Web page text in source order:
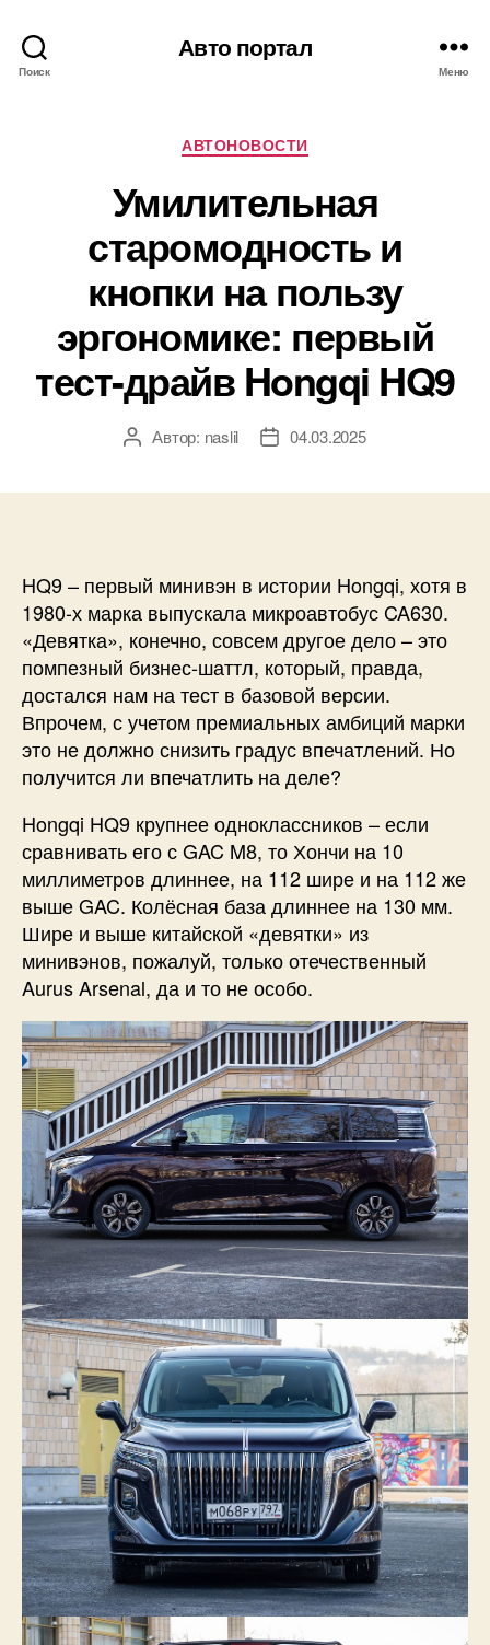
Поиск
Авто портал
Меню
Рубрики
АВТОНОВОСТИ
Умилительная
старомодность и
кнопки на пользу
эргономике: первый
тест-драйв Hongqi HQ9
АвторАвтор: naslil
Дата04.03.2025
HQ9 – первый минивэн в истории Hongqi, хотя в
1980-х марка выпускала микроавтобус CA630.
«Девятка», конечно, совсем другое дело – это
помпезный бизнес-шаттл, который, правда,
достался нам на тест в базовой версии.
Впрочем, с учетом премиальных амбиций марки
это не должно снизить градус впечатлений. Но
получится ли впечатлить на деле?
Hongqi HQ9 крупнее одноклассников – если
сравнивать его с GAC M8, то Хончи на 10
миллиметров длиннее, на 112 шире и на 112 же
выше GAC. Колёсная база длиннее на 130 мм.
Шире и выше китайской «девятки» из
минивэнов, пожалуй, только отечественный
Aurus Arsenal, да и то не особо.